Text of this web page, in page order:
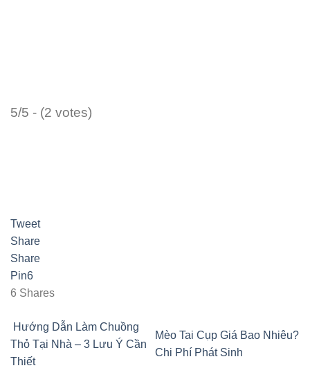
5/5 - (2 votes)
Tweet
Share
Share
Pin6
6 Shares
Hướng Dẫn Làm Chuồng
Thỏ Tại Nhà – 3 Lưu Ý Cần
Thiết
Mèo Tai Cụp Giá Bao Nhiêu?
Chi Phí Phát Sinh